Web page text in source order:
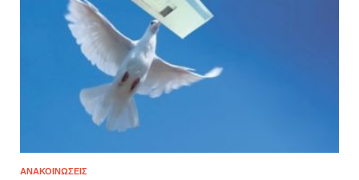
ΑΝΑΚΟΙΝΩΣΕΙΣ